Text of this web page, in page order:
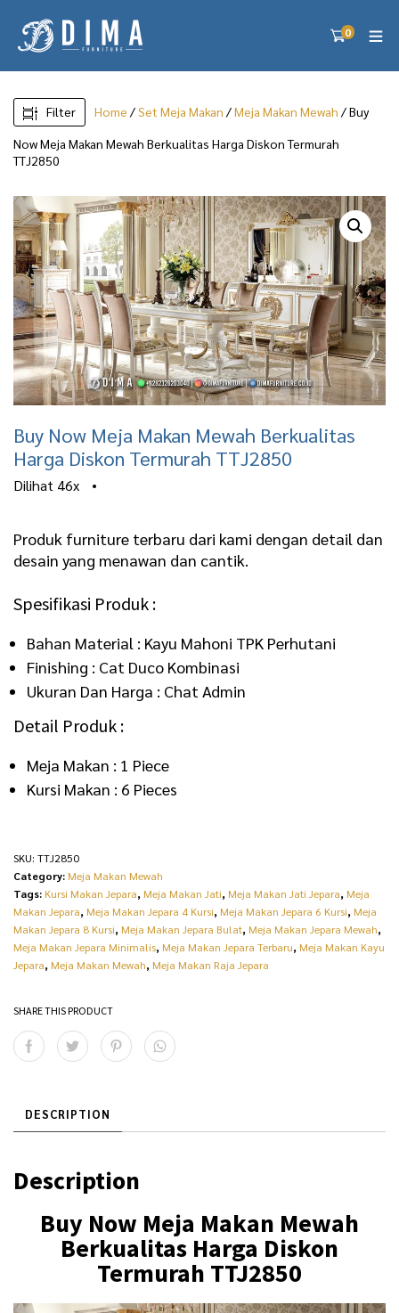
0
Filter Home /Set Meja Makan /Meja Makan Mewah / Buy
Now Meja Makan Mewah Berkualitas Harga Diskon Termurah
TTJ2850
Buy Now Meja Makan Mewah Berkualitas
Harga Diskon Termurah TTJ2850
Dilihat 46x •
Produk furniture terbaru dari kami dengan detail dan
desain yang menawan dan cantik.
Spesifikasi Produk :
Bahan Material : Kayu Mahoni TPK Perhutani
Finishing : Cat Duco Kombinasi
Ukuran Dan Harga : Chat Admin
Detail Produk :
Meja Makan : 1 Piece
Kursi Makan : 6 Pieces
SKU: TTJ2850
Category: Meja Makan Mewah
Tags: Kursi Makan Jepara, Meja Makan Jati, Meja Makan Jati Jepara, Meja
Makan Jepara, Meja Makan Jepara 4 Kursi, Meja Makan Jepara 6 Kursi, Meja
Makan Jepara 8 Kursi, Meja Makan Jepara Bulat, Meja Makan Jepara Mewah,
Meja Makan Jepara Minimalis, Meja Makan Jepara Terbaru, Meja Makan Kayu
Jepara, Meja Makan Mewah, Meja Makan Raja Jepara
SHARE THIS PRODUCT
DESCRIPTION
Description
Buy Now Meja Makan Mewah
Berkualitas Harga Diskon
Termurah TTJ2850